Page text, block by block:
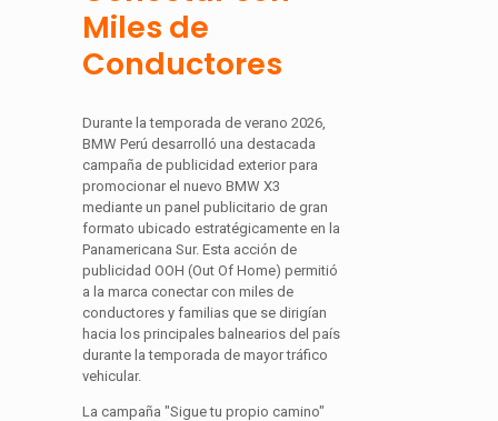
Miles de
Conductores
Durante la temporada de verano 2026,
BMW Perú desarrolló una destacada
campaña de publicidad exterior para
promocionar el nuevo BMW X3
mediante un panel publicitario de gran
formato ubicado estratégicamente en la
Panamericana Sur. Esta acción de
publicidad OOH (Out Of Home) permitió
a la marca conectar con miles de
conductores y familias que se dirigían
hacia los principales balnearios del país
durante la temporada de mayor tráfico
vehicular.
La campaña "Sigue tu propio camino"